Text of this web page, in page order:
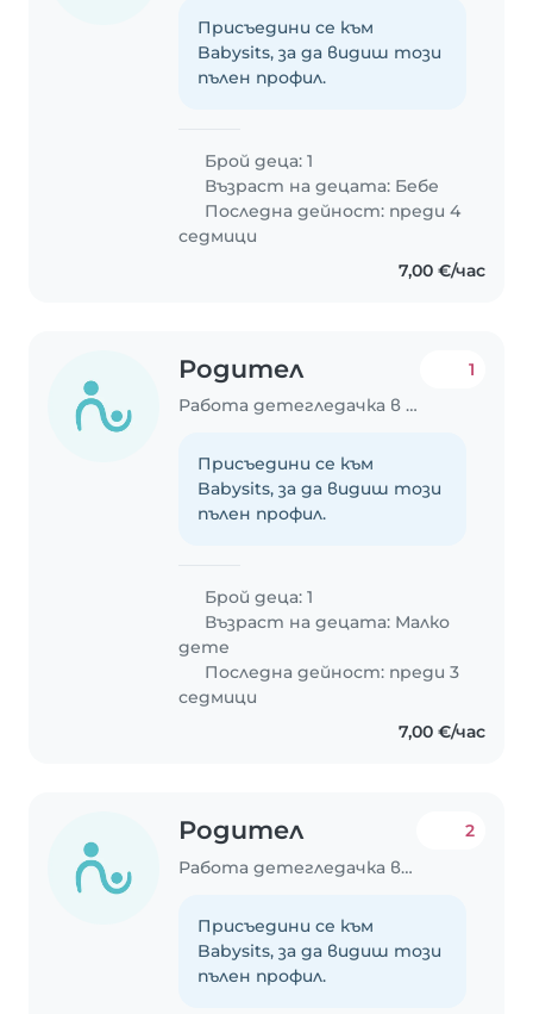
Присъедини се към
Babysits, за да видиш този
пълен профил.
Брой деца: 1
Възраст на децата: Бебе
Последна дейност: преди 4
седмици
7,00 €/час
Родител
Работа детегледачка в Стара Загора
1
Присъедини се към
Babysits, за да видиш този
пълен профил.
Брой деца: 1
Възраст на децата: Малко
дете
Последна дейност: преди 3
седмици
7,00 €/час
Родител
Работа детегледачка в Стара Загора
2
Присъедини се към
Babysits, за да видиш този
пълен профил.